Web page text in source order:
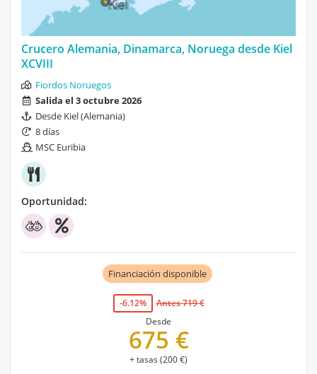
Crucero Alemania, Dinamarca, Noruega desde Kiel
XCVIII
Fiordos Noruegos
Salida el 3 octubre 2026
Desde Kiel (Alemania)
8 días
MSC Euribia
Oportunidad:
Financiación disponible
-6.12%
Antes 719 €
Desde
675 €
+ tasas (200 €)